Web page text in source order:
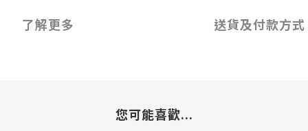
了解更多 送貨及付款方式
您可能喜歡...